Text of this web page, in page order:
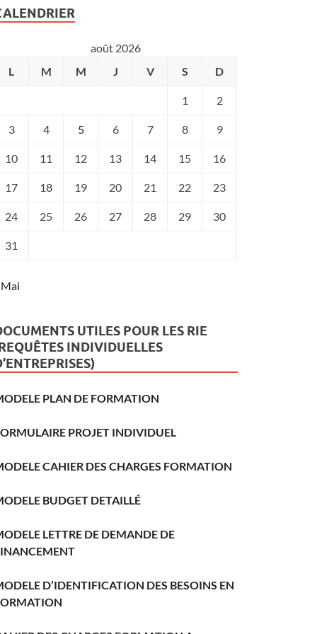
août 2026
L
M M J V S D
1 2
3 4 5 6 7 8 9
10 11 12 13 14 15 16
17 18 19 20 21 22 23
24 25 26 27 28 29 30
31
Mai
UTILES POUR LES RIE
INDIVIDUELLES
PLAN DE FORMATION
PROJET INDIVIDUEL
CAHIER DES CHARGES FORMATION
BUDGET DETAILLÉ
LETTRE DE DEMANDE DE
D’IDENTIFICATION DES BESOINS EN